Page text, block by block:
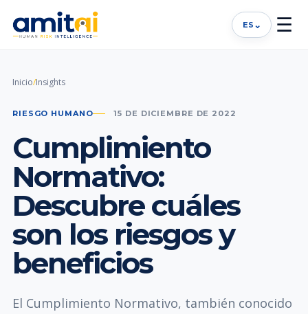
ES ⌄ ☰
Inicio/Insights
RIESGO HUMANO 15 DE DICIEMBRE DE 2022
Cumplimiento
Normativo:
Descubre cuáles
son los riesgos y
beneficios
El Cumplimiento Normativo, también conocido